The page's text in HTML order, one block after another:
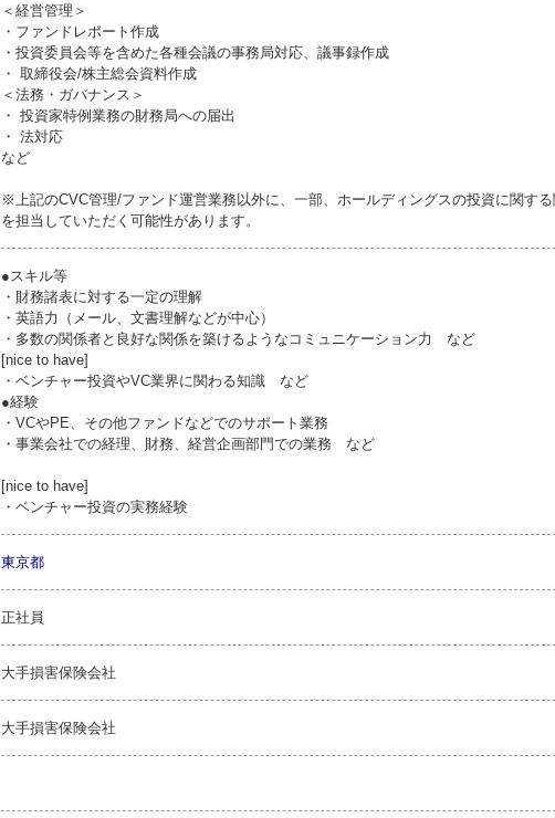
＜経営管理＞
・ファンドレポート作成
・投資委員会等を含めた各種会議の事務局対応、議事録作成
・ 取締役会/株主総会資料作成
＜法務・ガバナンス＞
・ 投資家特例業務の財務局への届出
・ 法対応
など
※上記のCVC管理/ファンド運営業務以外に、一部、ホールディングスの投資に関す
を担当していただく可能性があります。
●スキル等
・財務諸表に対する一定の理解
・英語力（メール、文書理解などが中心）
・多数の関係者と良好な関係を築けるようなコミュニケーション力 など
[nice to have]
・ベンチャー投資やVC業界に関わる知識 など
●経験
・VCやPE、その他ファンドなどでのサポート業務
・事業会社での経理、財務、経営企画部門での業務 など
[nice to have]
・ベンチャー投資の実務経験
東京都
正社員
大手損害保険会社
大手損害保険会社